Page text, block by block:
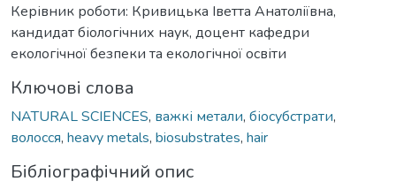
Керівник роботи: Кривицька Іветта Анатоліївна,
кандидат біологічних наук, доцент кафедри
екологічної безпеки та екологічної освіти
Ключові слова
NATURAL SCIENCES, важкі метали, біосубстрати,
волосся, heavy metals, biosubstrates, hair
Бібліографічний опис